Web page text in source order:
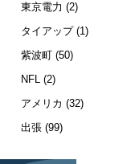
東京電力 (2)
タイアップ(1)
紫波町 (50)
NFL (2)
アメリカ (32)
出張 (99)